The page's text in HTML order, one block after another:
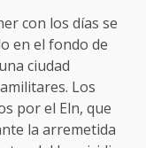
con los días se
en el fondo de
ciudad
Los
por el Eln, que
la arremetida